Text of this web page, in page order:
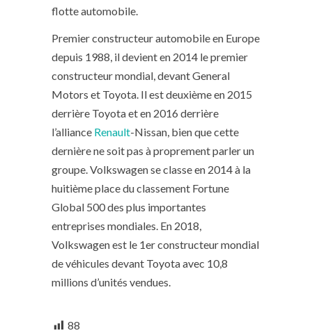
flotte automobile.
Premier constructeur automobile en Europe
depuis 1988, il devient en 2014 le premier
constructeur mondial, devant General
Motors et Toyota. Il est deuxième en 2015
derrière Toyota et en 2016 derrière
l’alliance Renault-Nissan, bien que cette
dernière ne soit pas à proprement parler un
groupe. Volkswagen se classe en 2014 à la
huitième place du classement Fortune
Global 500 des plus importantes
entreprises mondiales. En 2018,
Volkswagen est le 1er constructeur mondial
de véhicules devant Toyota avec 10,8
millions d’unités vendues.
88